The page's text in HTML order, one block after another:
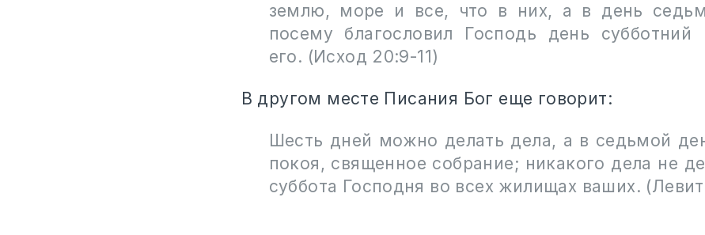
землю, море и все, что в них, а в день
посему благословил Господь день субботний
его. (Исход 20:9-11)
В другом месте Писания Бог еще говорит:
Шесть дней можно делать дела, а в седьмой
покоя, священное собрание; никакого дела не
суббота Господня во всех жилищах ваших.